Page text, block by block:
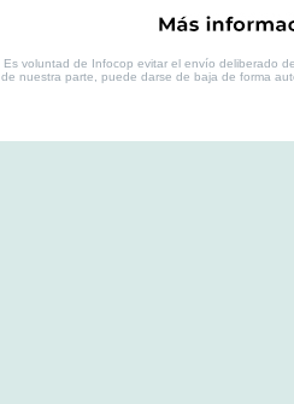
Es voluntad de Infocop evitar el envío deliberado
de nuestra parte, puede darse de baja de forma